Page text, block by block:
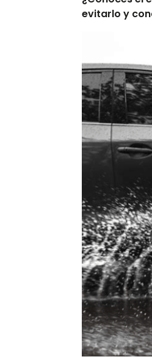
evitarlo y